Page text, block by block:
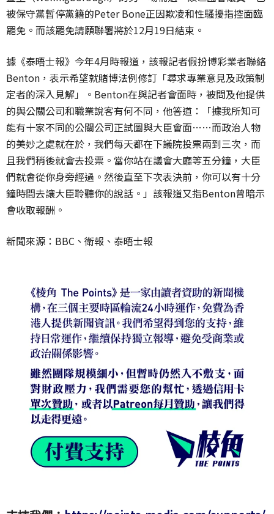
被保守黨暫停黨籍的Peter Bone正因欺凌和性騷擾指控面臨
罷免。而該罷免請願聯署將於12月19日結束。
據《泰晤士報》今年4月時報道，該報記者假扮博彩業者聯絡
Benton，表示希望就賭博法例修訂「尋求專業意見及政策制
定者的深入見解」。Benton在與記者會面時，被問及他提供
的與公關公司和職業說客有何不同，他答道：「據我所知可
能有十家不同的公關公司正試圖與大臣會面……而政治人物
的美妙之處就在於，我們每天都在下議院投票兩到三次，而
且我們稍後就會去投票。當你站在議會大廳等五分鐘，大臣
們就會從你身旁經過。然後直至下次表決前，你可以有十分
鐘時間去讓大臣聆聽你的說話。」該報道又指Benton曾暗示
會收取報酬。
新聞來源：BBC、衛報、泰晤士報